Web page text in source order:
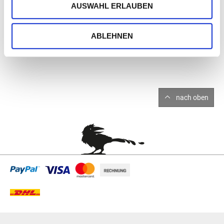
AUSWAHL ERLAUBEN
ABLEHNEN
nach oben